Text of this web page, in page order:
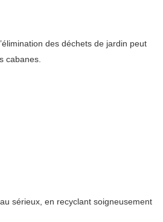
des déchets de jardin peut
cabanes.
sérieux, en recyclant soigneusement